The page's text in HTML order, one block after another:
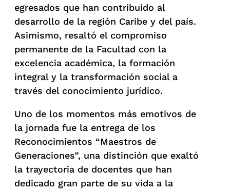
egresados que han contribuido al
desarrollo de la región Caribe y del país.
Asimismo, resaltó el compromiso
permanente de la Facultad con la
excelencia académica, la formación
integral y la transformación social a
través del conocimiento jurídico.
Uno de los momentos más emotivos de
la jornada fue la entrega de los
Reconocimientos “Maestros de
Generaciones”, una distinción que exaltó
la trayectoria de docentes que han
dedicado gran parte de su vida a la